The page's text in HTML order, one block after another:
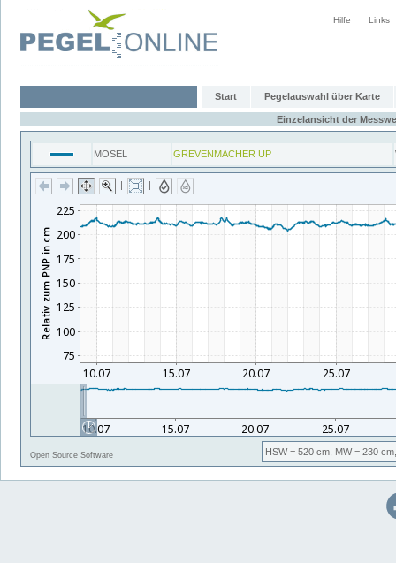
Hilfe Links
Start Pegelauswahl über Karte
Einzelansicht der
MOSEL GREVENMACHER UP
| |
Open Source Software HSW= 520 cm, MW= 230 cm,